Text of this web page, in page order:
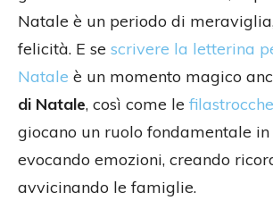
Natale è un periodo di
felicità. E se scrivere la letterina
Natale è un momento magico
di Natale, così come le
giocano un ruolo fondamentale in
evocando emozioni, creando
avvicinando le famiglie.